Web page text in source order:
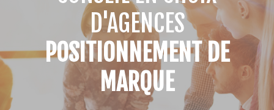
D'AGENCES
POSITIONNEMENT DE
MARQUE